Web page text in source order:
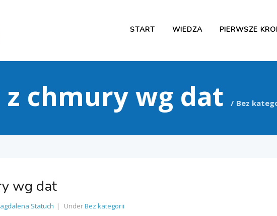
START WIEDZA PIERWSZE
z chmury wg dat Bez
wg dat
Statuch UnderBez kategorii